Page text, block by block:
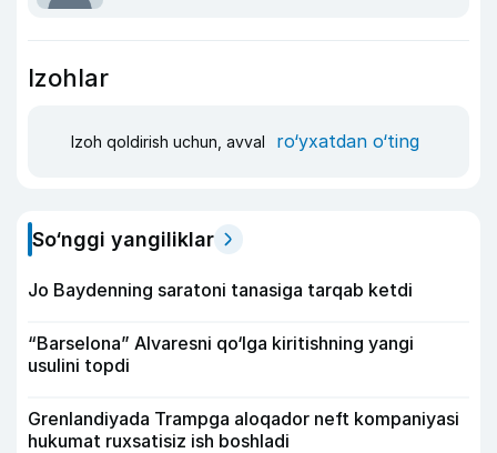
Izohlar
Izoh qoldirish uchun, avval ro‘yxatdan o‘ting
So‘nggi yangiliklar
Jo Baydenning saratoni tanasiga tarqab ketdi
“Barselona” Alvaresni qo‘lga kiritishning yangi
usulini topdi
Grenlandiyada Trampga aloqador neft kompaniyasi
hukumat ruxsatisiz ish boshladi